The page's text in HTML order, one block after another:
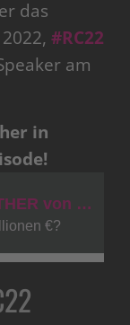
das
2022,#RC22
am
in